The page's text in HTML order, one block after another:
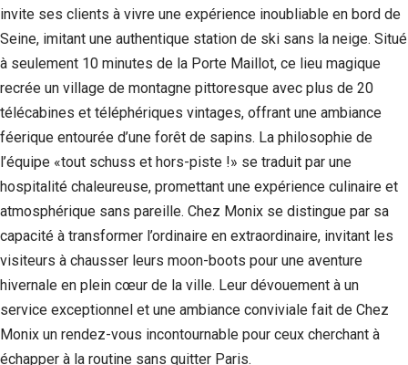
invite ses clients à vivre une expérience inoubliable en bord de
Seine, imitant une authentique station de ski sans la neige. Situé
à seulement 10 minutes de la Porte Maillot, ce lieu magique
recrée un village de montagne pittoresque avec plus de 20
télécabines et téléphériques vintages, offrant une ambiance
féerique entourée d’une forêt de sapins. La philosophie de
l’équipe «tout schuss et hors-piste !» se traduit par une
hospitalité chaleureuse, promettant une expérience culinaire et
atmosphérique sans pareille. Chez Monix se distingue par sa
capacité à transformer l’ordinaire en extraordinaire, invitant les
visiteurs à chausser leurs moon-boots pour une aventure
hivernale en plein cœur de la ville. Leur dévouement à un
service exceptionnel et une ambiance conviviale fait de Chez
Monix un rendez-vous incontournable pour ceux cherchant à
échapper à la routine sans quitter Paris.